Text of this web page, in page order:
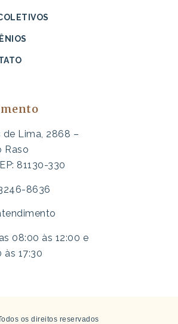
de Lima, 2868 –
Raso
81130-330
8636
08:00 às 12:00 e
às 17:30
os direitos reservados